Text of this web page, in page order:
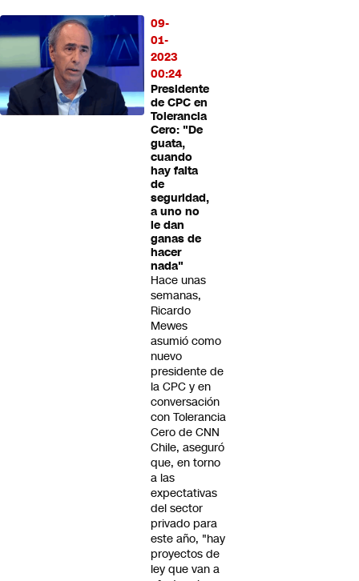
09-
01-
2023
00:24
Presidente
de CPC en
Tolerancia
Cero: "De
guata,
cuando
hay falta
de
seguridad,
a uno no
le dan
ganas de
hacer
nada"
Hace unas
semanas,
Ricardo
Mewes
asumió como
nuevo
presidente de
la CPC y en
conversación
con Tolerancia
Cero de CNN
Chile, aseguró
que, en torno
a las
expectativas
del sector
privado para
este año, "hay
proyectos de
ley que van a